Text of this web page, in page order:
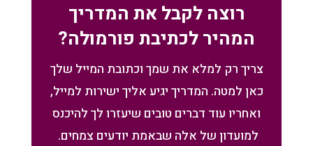
רוצה לקבל את המדריך
המהיר לכתיבת פורמולה?
צריך רק למלא את שמך וכתובת המייל שלך
כאן למטה. המדריך יגיע אליך ישירות למייל,
ואחריו עוד דברים טובים שיעזרו לך להיכנס
למועדון של אלה שבאמת יודעים צמחים.